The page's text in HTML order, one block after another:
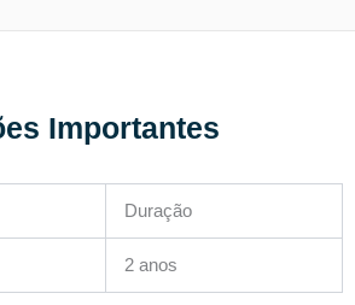
Importantes
Duração
2 anos